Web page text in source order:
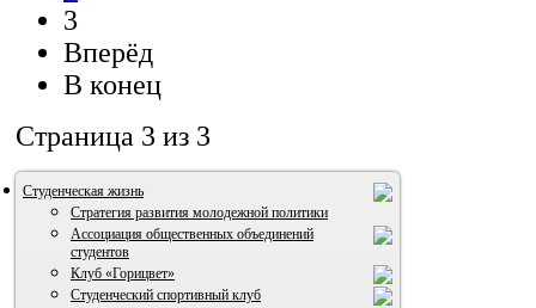
3
Вперёд
В конец
Страница 3 из 3
Студенческая жизнь
Стратегия развития молодежной политики
Ассоциация общественных объединений
студентов
Клуб «Горицвет»
Студенческий спортивный клуб